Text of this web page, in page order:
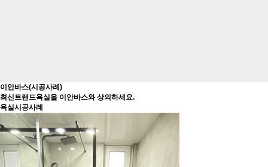
이안바스(시공사례)
최신트랜드욕실을 이안바스와 상의하세요.
욕실시공사례